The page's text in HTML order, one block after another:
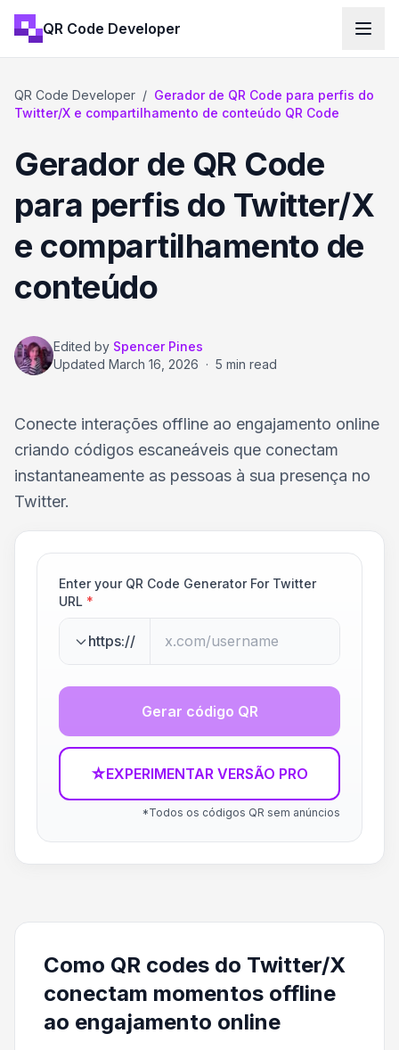
QR Code Developer
QR Code Developer / Gerador de QR Code para perfis do
Twitter/X e compartilhamento de conteúdo QR Code
Gerador de QR Code
para perfis do Twitter/X
e compartilhamento de
conteúdo
Edited by Spencer Pines
Updated March 16, 2026 · 5 min read
Conecte interações offline ao engajamento online
criando códigos escaneáveis que conectam
instantaneamente as pessoas à sua presença no
Twitter.
Enter your QR Code Generator For Twitter
URL *
https://
Gerar código QR
☆EXPERIMENTAR VERSÃO PRO
*Todos os códigos QR sem anúncios
Como QR codes do Twitter/X
conectam momentos offline
ao engajamento online